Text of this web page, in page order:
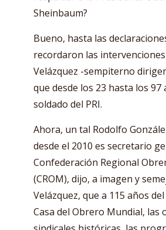
Sheinbaum?
Bueno, hasta las
recordaron las intervenciones
Velázquez -sempiterno
que desde los 23 hasta los 97
soldado del PRI.
Ahora, un tal Rodolfo
desde el 2010 es secretario
Confederación Regional
(CROM), dijo, a imagen y
Velázquez, que a 115 años
Casa del Obrero Mundial, las